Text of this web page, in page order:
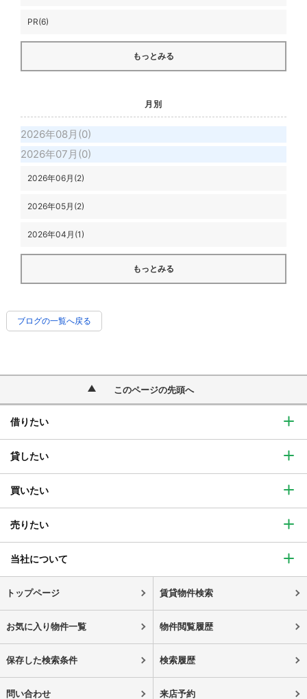
PR(6)
もっとみる
月別
2026年08月(0)
2026年07月(0)
2026年06月(2)
2026年05月(2)
2026年04月(1)
もっとみる
ブログの一覧へ戻る
このページの先頭へ
借りたい
貸したい
買いたい
売りたい
当社について
トップページ 賃貸物件検索
お気に入り物件一覧 物件閲覧履歴
保存した検索条件 検索履歴
問い合わせ 来店予約